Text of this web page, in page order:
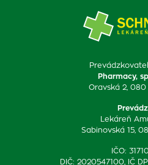
Pharmacy,
Oravská 2, 080
Lekáreň
Sabinovská 15,
IČO:
DIČ: 2020547100, IČ